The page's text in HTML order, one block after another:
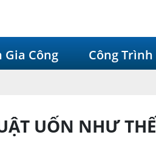
Gia Công Công Trình
UỐN NHƯ